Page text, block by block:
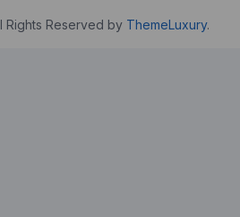
Rights Reserved by ThemeLuxury.